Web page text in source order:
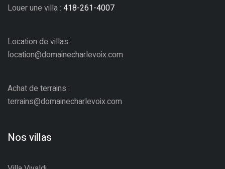
Louer une villa : 418-261-4007
Location de villas :
location@domainecharlevoix.com
Achat de terrains :
terrains@domainecharlevoix.com
Nos villas